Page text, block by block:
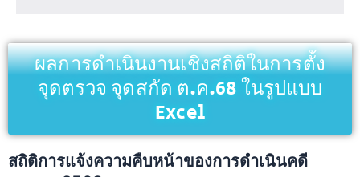
ผลการดำเนินงานเชิงสถิติในการตั้ง
จุดตรวจ จุดสกัด ต.ค.68 ในรูปแบบ
Excel
สถิติการแจ้งความคืบหน้าของการดำเนินคดี